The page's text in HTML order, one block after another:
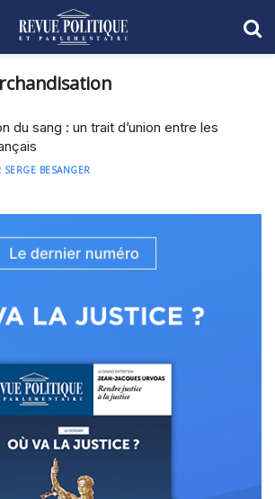
du sang : un trait d’union entre les
SERGE BESANGER